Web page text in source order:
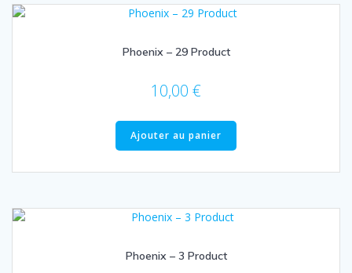
Phoenix – 29 Product
10,00 €
Ajouter au panier
Phoenix – 3 Product